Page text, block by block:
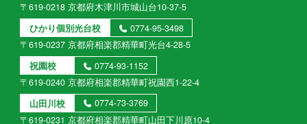
〒619-0218 京都府木津川市城山台10-37-5
ひかり個別光台校
0774-95-3498
〒619-0237 京都府相楽郡精華町光台4-28-5
祝園校
0774-93-1152
〒619-0240 京都府相楽郡精華町祝園西1-22-4
山田川校
0774-73-3769
〒619-0231 京都府相楽郡精華町山田下川原10-4